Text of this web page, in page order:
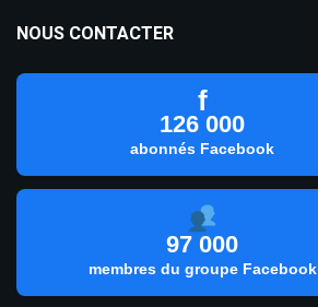
NOUS CONTACTER
f
126 000
abonnés Facebook
97 000
membres du groupe Facebook